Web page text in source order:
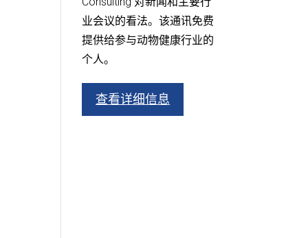
业会议的看法。该通讯免费
提供给参与动物健康行业的
个人。
查看详细信息